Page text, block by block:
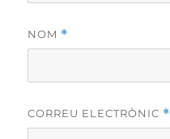
NOM *
CORREU ELECTRÒNIC *